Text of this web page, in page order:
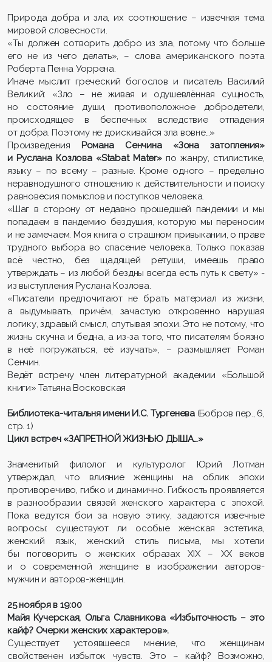
Природа добра и зла, их соотношение – извечная тема
мировой словесности.
«Ты должен сотворить добро из зла, потому что больше
его не из чего делать», – слова американского поэта
Роберта Пенна Уоррена.
Иначе мыслит греческий богослов и писатель Василий
Великий: «Зло – не живая и одушевлённая сущность,
но состояние души, противоположное добродетели,
происходящее в беспечных вследствие отпадения
от добра. Поэтому не доискивайся зла вовне…»
Произведения Романа Сенчина «Зона затопления»
и Руслана Козлова «Stabat Mater»по жанру, стилистике,
языку – по всему – разные. Кроме одного – предельно
неравнодушного отношению к действительности и поиску
равновесия помыслов и поступков человека.
«Шаг в сторону от недавно прошедшей пандемии и мы
попадаем в пандемию бездушия, которую мы переносим
и не замечаем. Моя книга о страшном привыкании, о праве
трудного выбора во спасение человека. Только показав
всё честно, без щадящей ретуши, имеешь право
утверждать – из любой бездны всегда есть путь к свету» -
из выступления Руслана Козлова.
«Писатели предпочитают не брать материал из жизни,
а выдумывать, причём, зачастую откровенно нарушая
логику, здравый смысл, спутывая эпохи. Это не потому, что
жизнь скучна и бедна, а из-за того, что писателям боязно
в неё погружаться, её изучать», – размышляет Роман
Сенчин.
Ведёт встречу член литературной академии «Большой
книги» Татьяна Восковская
Библиотека-читальня имени И.C. Тургенева (Бобров пер., 6,
стр. 1)
Цикл встреч «ЗАПРЕТНОЙ ЖИЗНЬЮ ДЫША…»
Знаменитый филолог и культуролог Юрий Лотман
утверждал, что влияние женщины на облик эпохи
противоречиво, гибко и динамично. Гибкость проявляется
в разнообразии связей женского характера с эпохой.
Пока ведутся бои за новую этику, задаются извечные
вопросы: существуют ли особые женская эстетика,
женский язык, женский стиль письма, мы хотели
бы поговорить о женских образах XIX – XX веков
и о современной женщине в изображении авторов-
мужчин и авторов-женщин.
25 ноября в 19:00
Майя Кучерская, Ольга Славникова «Избыточность – это
кайф? Очерки женских характеров».
Существует устоявшееся мнение, что женщинам
свойственен избыток чувств. Это – кайф? Возможно,